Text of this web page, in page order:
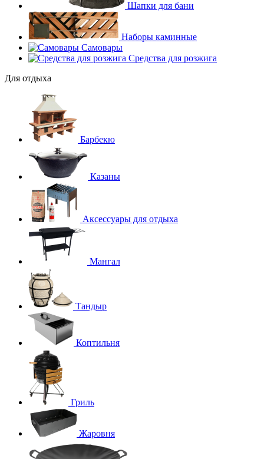
Шапки для бани
Наборы каминные
Самовары
Средства для розжига
Для отдыха
Барбекю
Казаны
Аксессуары для отдыха
Мангал
Тандыр
Коптильня
Гриль
Жаровня